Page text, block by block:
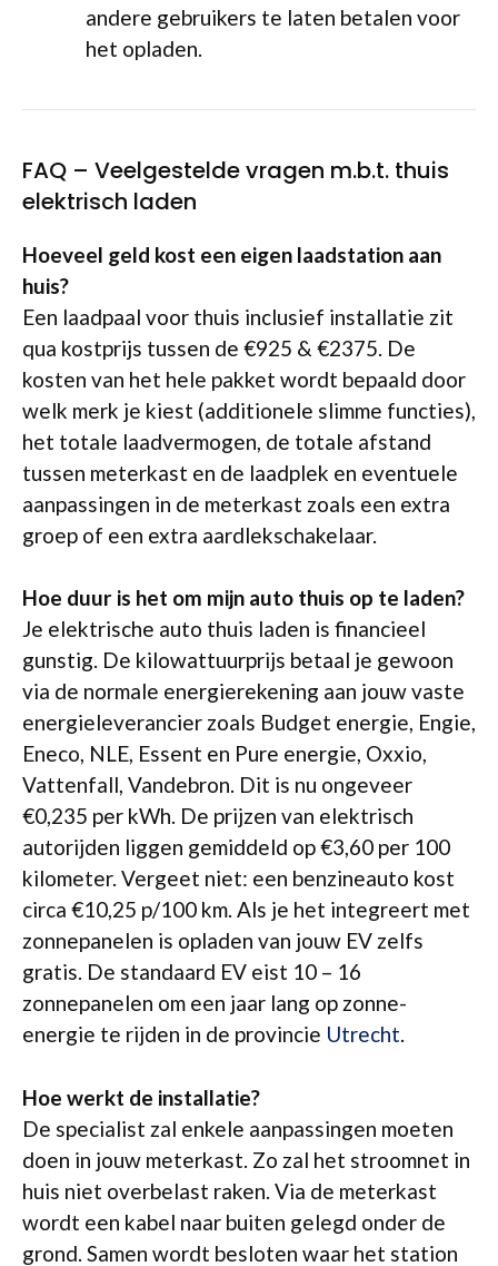
andere gebruikers te laten betalen voor
het opladen.
FAQ – Veelgestelde vragen m.b.t. thuis
elektrisch laden
Hoeveel geld kost een eigen laadstation aan
huis?
Een laadpaal voor thuis inclusief installatie zit
qua kostprijs tussen de €925 & €2375. De
kosten van het hele pakket wordt bepaald door
welk merk je kiest (additionele slimme functies),
het totale laadvermogen, de totale afstand
tussen meterkast en de laadplek en eventuele
aanpassingen in de meterkast zoals een extra
groep of een extra aardlekschakelaar.
Hoe duur is het om mijn auto thuis op te laden?
Je elektrische auto thuis laden is financieel
gunstig. De kilowattuurprijs betaal je gewoon
via de normale energierekening aan jouw vaste
energieleverancier zoals Budget energie, Engie,
Eneco, NLE, Essent en Pure energie, Oxxio,
Vattenfall, Vandebron. Dit is nu ongeveer
€0,235 per kWh. De prijzen van elektrisch
autorijden liggen gemiddeld op €3,60 per 100
kilometer. Vergeet niet: een benzineauto kost
circa €10,25 p/100 km. Als je het integreert met
zonnepanelen is opladen van jouw EV zelfs
gratis. De standaard EV eist 10 – 16
zonnepanelen om een jaar lang op zonne-
energie te rijden in de provincie Utrecht.
Hoe werkt de installatie?
De specialist zal enkele aanpassingen moeten
doen in jouw meterkast. Zo zal het stroomnet in
huis niet overbelast raken. Via de meterkast
wordt een kabel naar buiten gelegd onder de
grond. Samen wordt besloten waar het station